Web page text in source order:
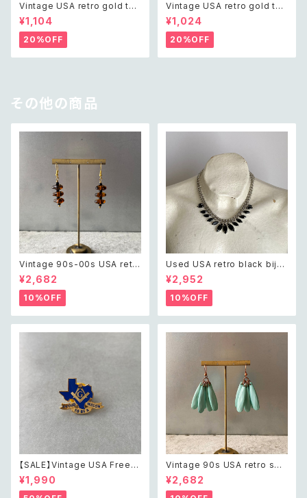
Vintage USA retro gold ton
e pin brooch レトロ アメリカ
ヴィンテージ アクセサリー レト
ロ ゴールド ピン ブローチ
¥1,104
20%OFF
Vintage USA retro gold ton
e mini pin brooch レトロ ア
メリカ ヴィンテージ アクセサリ
ー レトロ ゴールド ミニ ピン ブ
ローチ
¥1,024
20%OFF
その他の商品
Vintage 90s-00s USA retr
o amber color beads pierc
e レトロ アメリカ ヴィンテージ
アクセサリー 琥珀色 ビーズ ピ
アス/イヤリング
¥2,682
10%OFF
Used USA retro black bijo
u necklace レトロ アメリカ ユ
ーズド アクセサリー ブラック ビ
ジュー ネックレス
¥2,952
10%OFF
【SALE】Vintage USA Freem
ason blue enameled Texa
s Proud to be A Mason pin
brooch アメリカ ヴィンテージ
¥1,990
Vintage 90s USA retro swi
ng drop beads pierce レト
ロ アメリカ ヴィンテージ アクセ
サリー スウィング ドロップ ビー
¥2,682